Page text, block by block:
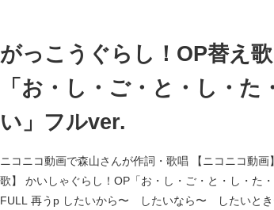
がっこうぐらし！OP替え歌
「お・し・ご・と・し・た・
い」フルver.
ニコニコ動画で森山さんが作詞・歌唱 【ニコニコ動画】【替え
歌】 かいしゃぐらし！OP「お・し・ご・と・し・た・
FULL 再うp したいから〜 したいなら〜 したいとき〜 し